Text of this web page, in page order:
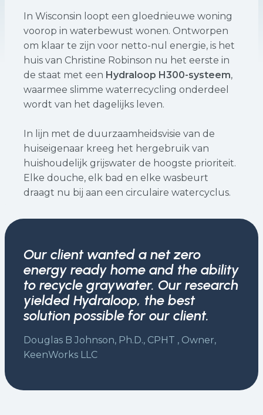
In Wisconsin loopt een gloednieuwe woning
voorop in waterbewust wonen. Ontworpen
om klaar te zijn voor netto-nul energie, is het
huis van Christine Robinson nu het eerste in
de staat met een Hydraloop H300-systeem,
waarmee slimme waterrecycling onderdeel
wordt van het dagelijks leven.
In lijn met de duurzaamheidsvisie van de
huiseigenaar kreeg het hergebruik van
huishoudelijk grijswater de hoogste prioriteit.
Elke douche, elk bad en elke wasbeurt
draagt nu bij aan een circulaire watercyclus.
Our client wanted a net zero
energy ready home and the ability
to recycle graywater. Our research
yielded Hydraloop, the best
solution possible for our client.
Douglas B Johnson, Ph.D., CPHT , Owner,
KeenWorks LLC